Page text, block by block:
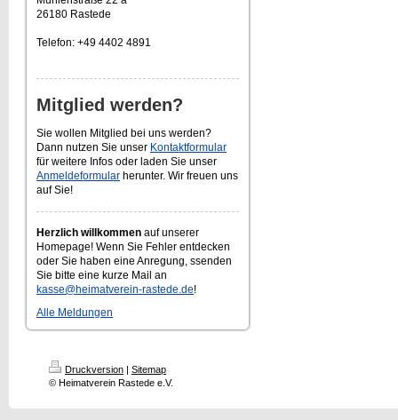
26180 Rastede
Telefon: +49 4402 4891
Mitglied werden?
Sie wollen Mitglied bei uns werden?
Dann nutzen Sie unser Kontaktformular
für weitere Infos oder laden Sie unser
Anmeldeformular herunter. Wir freuen uns
auf Sie!
Herzlich willkommen auf unserer
Homepage! Wenn Sie Fehler entdecken
oder Sie haben eine Anregung, ssenden
Sie bitte eine kurze Mail an
kasse@heimatverein-rastede.de!
Alle Meldungen
Druckversion | Sitemap
© Heimatverein Rastede e.V.